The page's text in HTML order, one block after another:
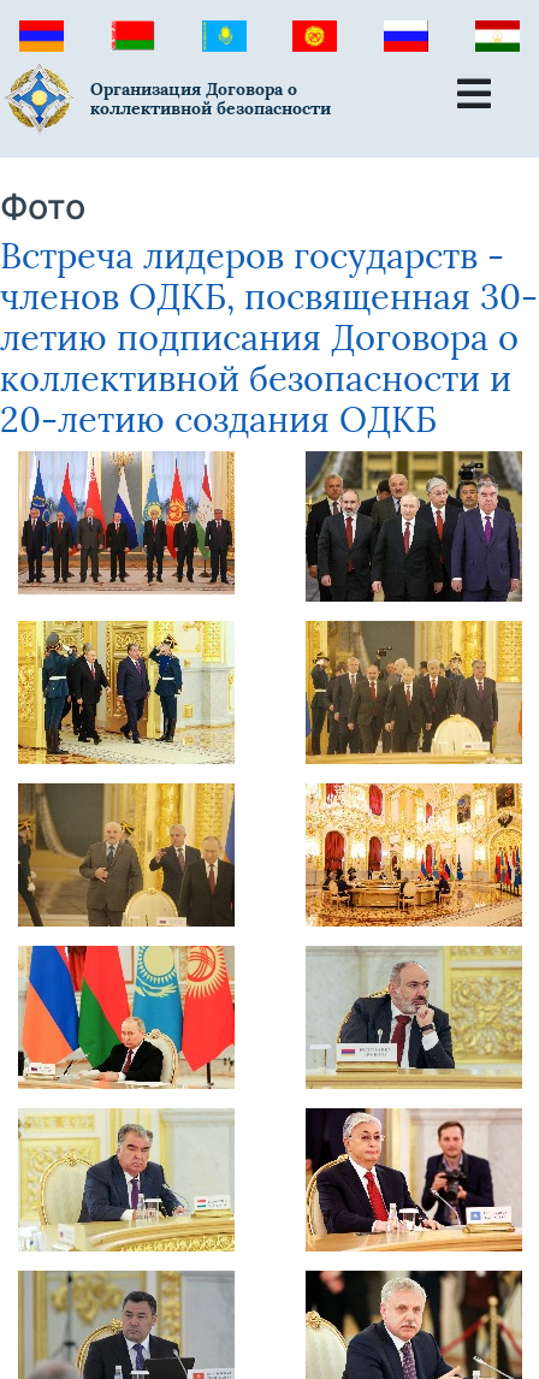
Организация Договора о
коллективной безопасности
Фото
Встреча лидеров государств -
членов ОДКБ, посвященная 30-
летию подписания Договора о
коллективной безопасности и
20-летию создания ОДКБ